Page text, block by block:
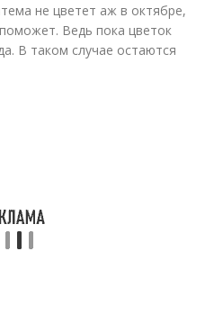
не цветет аж в октябре,
Ведь пока цветок
В таком случае остаются